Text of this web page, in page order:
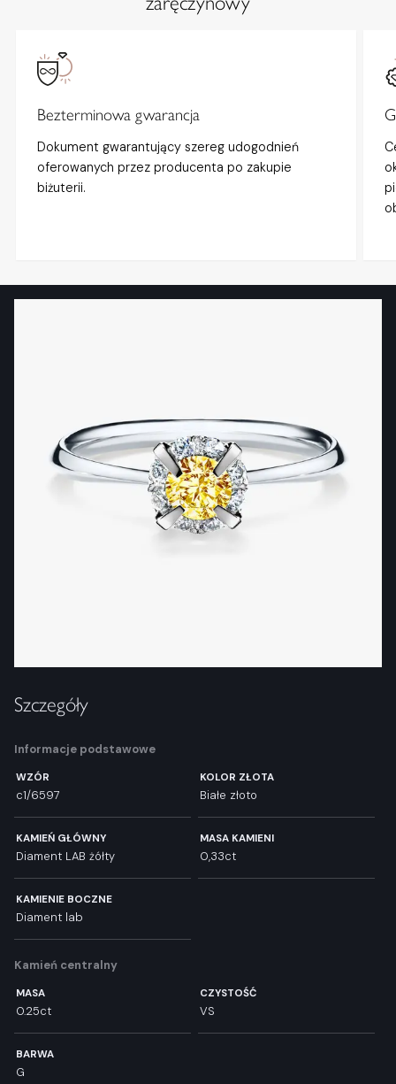
Bezterminowa gwarancja
Dokument gwarantujący szereg udogodnień
oferowanych przez producenta po zakupie
biżuterii.
Szczegóły
Informacje podstawowe
WZÓR
c1/6597
KOLOR ZŁOTA
Białe złoto
KAMIEŃ GŁÓWNY
Diament LAB żółty
MASA KAMIENI
0,33ct
KAMIENIE BOCZNE
Diament lab
Kamień centralny
MASA
0.25ct
CZYSTOŚĆ
VS
BARWA
G